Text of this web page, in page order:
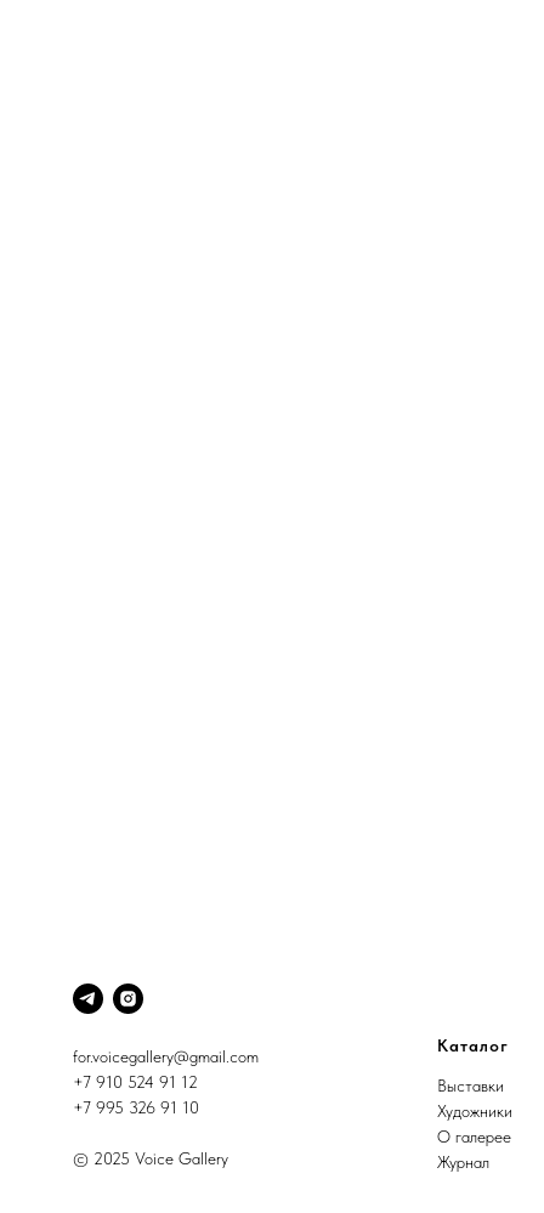
for.voicegallery@gmail.com
+7 910 524 91 12
+7 995 326 91 10
© 2025 Voice Gallery
Каталог
Выставки
Художники
О галерее
Журнал